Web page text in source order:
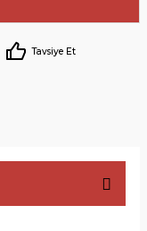
Tavsiye Et